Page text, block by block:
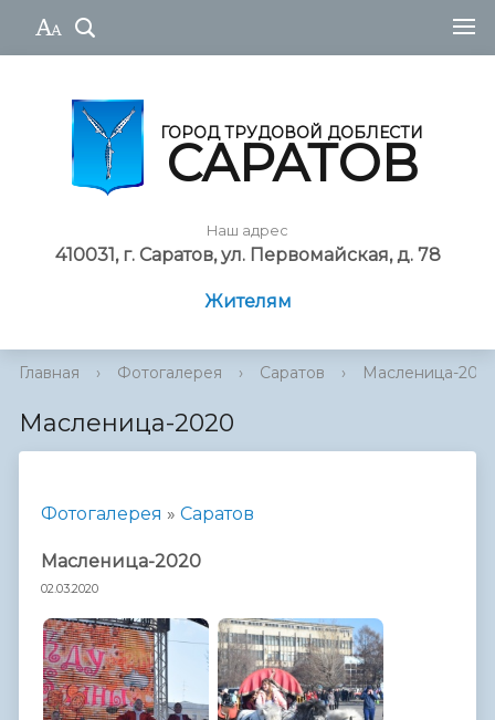
ГОРОД ТРУДОВОЙ ДОБЛЕСТИ
САРАТОВ
Наш адрес
410031, г. Саратов, ул. Первомайская, д. 78
Жителям
Главная › Фотогалерея › Саратов › Масленица-
Масленица-2020
Фотогалерея » Саратов
Масленица-2020
02.03.2020